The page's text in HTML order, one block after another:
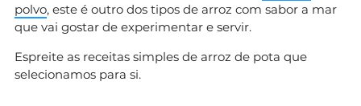
polvo, este é outro dos tipos de arroz com sabor a mar
que vai gostar de experimentar e servir.
Espreite as receitas simples de arroz de pota que
selecionamos para si.